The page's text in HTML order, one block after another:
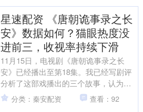
星速配资 《唐朝诡事录之长
安》数据如何？猫眼热度没
进前三，收视率持续下滑
11月15日，电视剧《唐朝诡事录之长
安》已经播出至第18集。我已经写剧评
分析了这部戏播出的三个故事，认为它
的悬疑度不够，诡异性不足，胡编乱造
的嫌疑太大，无法自圆....
分类：秦安配资 查看：92